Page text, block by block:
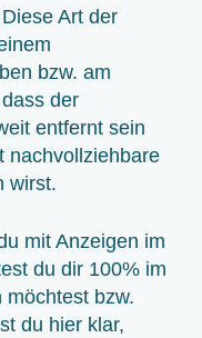
Art der
bzw. am
der
entfernt sein
nachvollziehbare
wirst.
mit Anzeigen im
du dir 100% im
möchtest bzw.
du hier klar,